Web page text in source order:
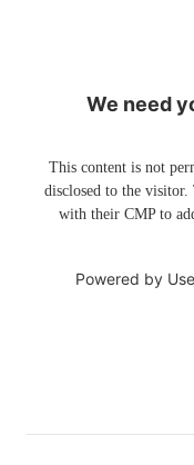
We need
This content is not
disclosed to the visitor.
with their CMP to
Powered by